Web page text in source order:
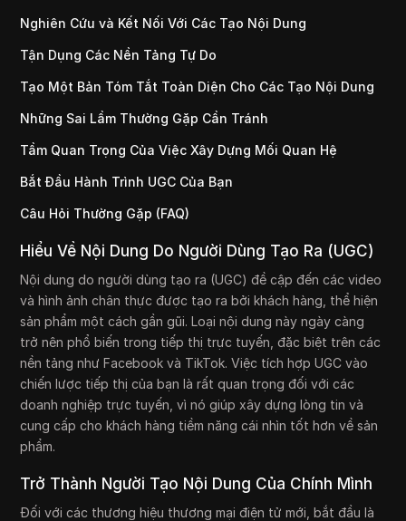
Nghiên Cứu và Kết Nối Với Các Tạo Nội Dung
Tận Dụng Các Nền Tảng Tự Do
Tạo Một Bản Tóm Tắt Toàn Diện Cho Các Tạo Nội Dung
Những Sai Lầm Thường Gặp Cần Tránh
Tầm Quan Trọng Của Việc Xây Dựng Mối Quan Hệ
Bắt Đầu Hành Trình UGC Của Bạn
Câu Hỏi Thường Gặp (FAQ)
Hiểu Về Nội Dung Do Người Dùng Tạo Ra (UGC)
Nội dung do người dùng tạo ra (UGC) đề cập đến các video
và hình ảnh chân thực được tạo ra bởi khách hàng, thể hiện
sản phẩm một cách gần gũi. Loại nội dung này ngày càng
trở nên phổ biến trong tiếp thị trực tuyến, đặc biệt trên các
nền tảng như Facebook và TikTok. Việc tích hợp UGC vào
chiến lược tiếp thị của bạn là rất quan trọng đối với các
doanh nghiệp trực tuyến, vì nó giúp xây dựng lòng tin và
cung cấp cho khách hàng tiềm năng cái nhìn tốt hơn về sản
phẩm.
Trở Thành Người Tạo Nội Dung Của Chính Mình
Đối với các thương hiệu thương mại điện tử mới, bắt đầu là